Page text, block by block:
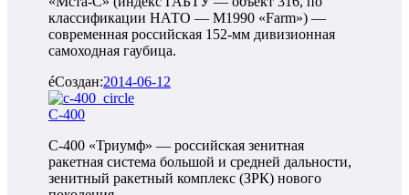
классификации НАТО — M1990 «Farm») —
современная российская 152-мм дивизионная
самоходная гаубица.
Создан:2014-06-12
С-400
С-400 «Триумф» — российская зенитная
ракетная система большой и средней дальности,
зенитный ракетный комплекс (ЗРК) нового